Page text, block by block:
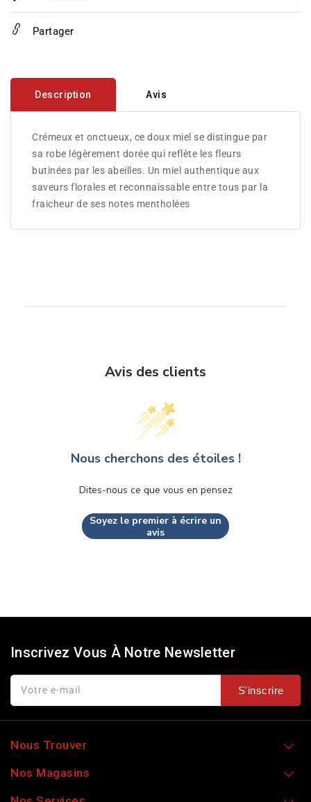
Partager
Description Avis
Crémeux et onctueux, ce doux miel se distingue par
sa robe légèrement dorée qui reflète les fleurs
butinées par les abeilles. Un miel authentique aux
saveurs florales et reconnaissable entre tous par la
fraicheur de ses notes mentholées
Avis des clients
Nous cherchons des étoiles !
Dites-nous ce que vous en pensez
Soyez le premier à écrire un
avis
Inscrivez Vous À Notre Newsletter
Votre e-mail S'inscrire
Nous Trouver
Nos Magasins